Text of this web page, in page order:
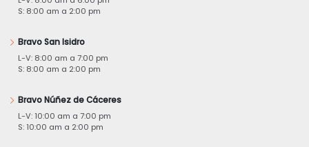
S: 8:00 am a 2:00 pm
Bravo San Isidro
L-V: 8:00 am a 7:00 pm
S: 8:00 am a 2:00 pm
Bravo Núñez de Cáceres
L-V: 10:00 am a 7:00 pm
S: 10:00 am a 2:00 pm